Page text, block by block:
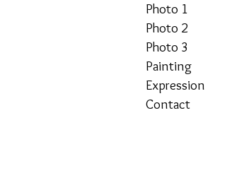
Photo 1
Photo 2
Photo 3
Painting
Expression
Contact